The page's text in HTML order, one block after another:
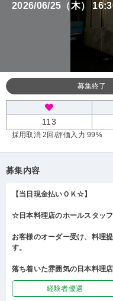
2026/06/25（木）
募集終了
113
採用取消 2回 /評価入力 99%
募集内容
【当日現金払いＯＫ☆】
☆日本料理店のホールスタッ
お客様のオーダー受け、料理
す。
落ち着いた雰囲気の日本料理店
経験者優遇